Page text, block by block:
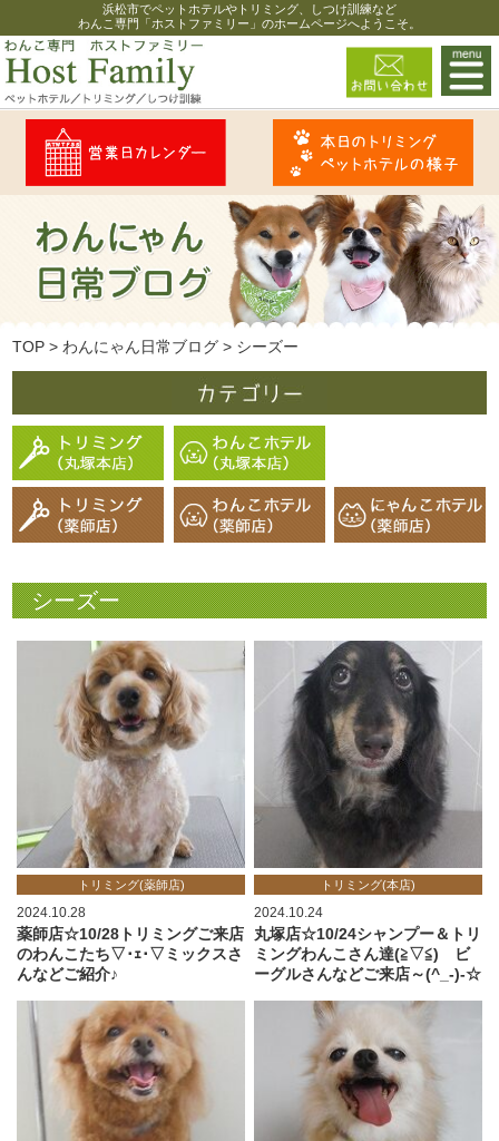
浜松市でペットホテルやトリミング、しつけ訓練など
わんこ専門「ホストファミリー」のホームページへようこそ。
TOP > わんにゃん日常ブログ > シーズー
シーズー
トリミング(薬師店)
2024.10.28
薬師店☆10/28トリミングご来店
のわんこたち▽･ｪ･▽ミックスさ
んなどご紹介♪
トリミング(本店)
2024.10.24
丸塚店☆10/24シャンプー＆トリ
ミングわんこさん達(≧▽≦) ビ
ーグルさんなどご来店～(^_-)-☆